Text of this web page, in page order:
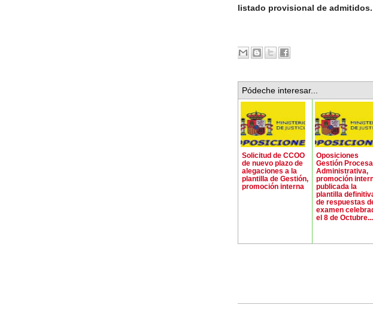
listado provisional de admitidos.
Pódeche interesar...
Solicitud de CCOO
de nuevo plazo de
alegaciones a la
plantilla de Gestión,
promoción interna
Oposiciones
Gestión
Administrativa,
promoción
publicada la
plantilla
de respuestas
examen
el 8 de Octubre...